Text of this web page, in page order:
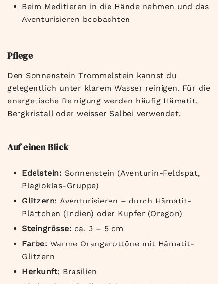
Beim Meditieren in die Hände nehmen und das
Aventurisieren beobachten
Pflege
Den Sonnenstein Trommelstein kannst du
gelegentlich unter klarem Wasser reinigen. Für die
energetische Reinigung werden häufig Hämatit,
Bergkristalloder weisser Salbei verwendet.
Auf einen Blick
Edelstein: Sonnenstein (Aventurin-Feldspat,
Plagioklas-Gruppe)
Glitzern: Aventurisieren – durch Hämatit-
Plättchen (Indien) oder Kupfer (Oregon)
Steingrösse: ca. 3 – 5 cm
Farbe: Warme Orangerottöne mit Hämatit-
Glitzern
Herkunft: Brasilien